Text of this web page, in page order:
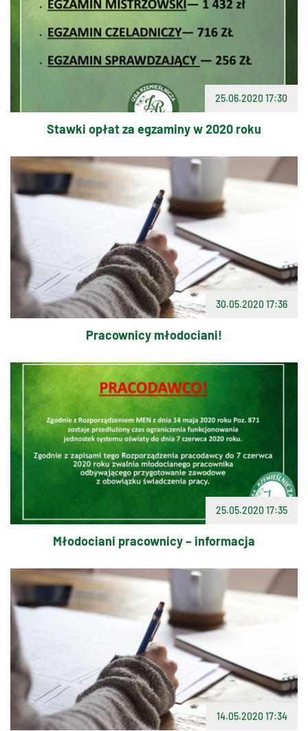
25.06.2020 17:30
Stawki opłat za egzaminy w 2020 roku
30.05.2020 17:36
Pracownicy młodociani!
25.05.2020 17:35
Młodociani pracownicy – informacja
14.05.2020 17:34